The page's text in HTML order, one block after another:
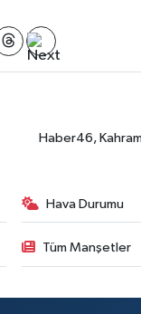
Haber46,
Hava Durumu
Tüm Manşetler